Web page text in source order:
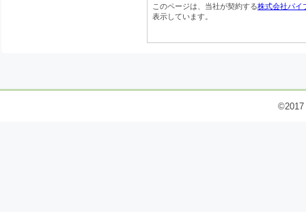
このページは、当社が契約する株式会社パイ
表示しています。
©2017